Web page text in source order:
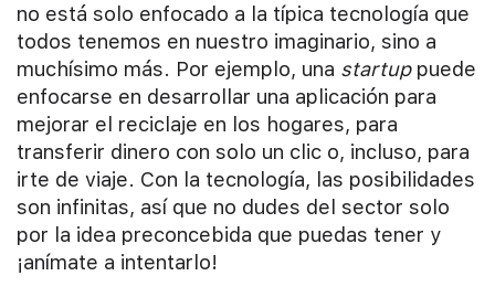
no está solo enfocado a la típica tecnología que
todos tenemos en nuestro imaginario, sino a
muchísimo más. Por ejemplo, una startuppuede
enfocarse en desarrollar una aplicación para
mejorar el reciclaje en los hogares, para
transferir dinero con solo un clic o, incluso, para
irte de viaje. Con la tecnología, las posibilidades
son infinitas, así que no dudes del sector solo
por la idea preconcebida que puedas tener y
¡anímate a intentarlo!